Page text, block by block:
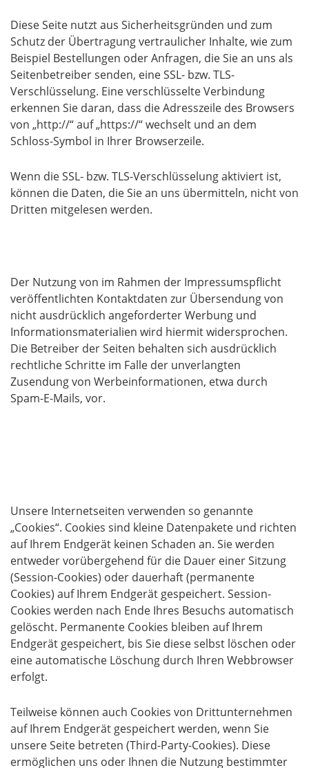
Diese Seite nutzt aus Sicherheitsgründen und zum
Schutz der Übertragung vertraulicher Inhalte, wie zum
Beispiel Bestellungen oder Anfragen, die Sie an uns als
Seitenbetreiber senden, eine SSL- bzw. TLS-
Verschlüsselung. Eine verschlüsselte Verbindung
erkennen Sie daran, dass die Adresszeile des Browsers
von „http://“ auf „https://“ wechselt und an dem
Schloss-Symbol in Ihrer Browserzeile.
Wenn die SSL- bzw. TLS-Verschlüsselung aktiviert ist,
können die Daten, die Sie an uns übermitteln, nicht von
Dritten mitgelesen werden.
Der Nutzung von im Rahmen der Impressumspflicht
veröffentlichten Kontaktdaten zur Übersendung von
nicht ausdrücklich angeforderter Werbung und
Informationsmaterialien wird hiermit widersprochen.
Die Betreiber der Seiten behalten sich ausdrücklich
rechtliche Schritte im Falle der unverlangten
Zusendung von Werbeinformationen, etwa durch
Spam-E-Mails, vor.
Unsere Internetseiten verwenden so genannte
„Cookies“. Cookies sind kleine Datenpakete und richten
auf Ihrem Endgerät keinen Schaden an. Sie werden
entweder vorübergehend für die Dauer einer Sitzung
(Session-Cookies) oder dauerhaft (permanente
Cookies) auf Ihrem Endgerät gespeichert. Session-
Cookies werden nach Ende Ihres Besuchs automatisch
gelöscht. Permanente Cookies bleiben auf Ihrem
Endgerät gespeichert, bis Sie diese selbst löschen oder
eine automatische Löschung durch Ihren Webbrowser
erfolgt.
Teilweise können auch Cookies von Drittunternehmen
auf Ihrem Endgerät gespeichert werden, wenn Sie
unsere Seite betreten (Third-Party-Cookies). Diese
ermöglichen uns oder Ihnen die Nutzung bestimmter